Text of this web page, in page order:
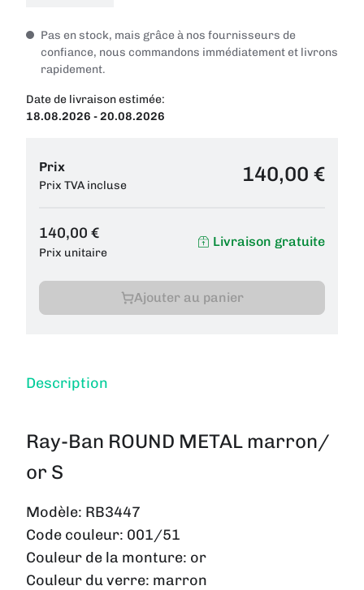
Pas en stock, mais grâce à nos fournisseurs de
confiance, nous commandons immédiatement et livrons
rapidement.
Date de livraison estimée:
18.08.2026 - 20.08.2026
Prix
Prix TVA incluse 140,00 €
140,00 €
Prix unitaire
Livraison gratuite
Ajouter au panier
Description
Ray-Ban ROUND METAL marron/
or S
Modèle: RB3447
Code couleur: 001/51
Couleur de la monture: or
Couleur du verre: marron